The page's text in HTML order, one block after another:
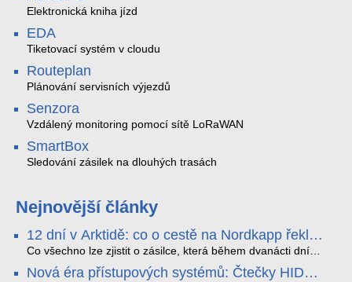
Elektronická kniha jízd
EDA
Tiketovací systém v cloudu
Routeplan
Plánování servisních výjezdů
Senzora
Vzdálený monitoring pomocí sítě LoRaWAN
SmartBox
Sledování zásilek na dlouhých trasách
Nejnovější články
12 dní v Arktidě: co o cestě na Nordkapp řekla
data ze SMARTBOX 2 MAX
Co všechno lze zjistit o zásilce, která během dvanácti dní
projede Arktidou? SMARTBOX 2 MAX jsme vzali na trasu z
Tromsø přes Lofoty, Kirunu a finské Laponsko až na
Nová éra přístupových systémů: Čtečky HID